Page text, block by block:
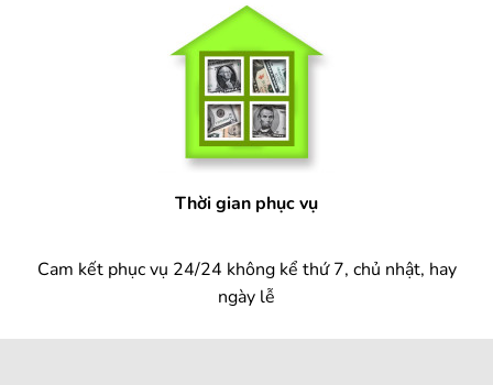
Thời gian phục vụ
Cam kết phục vụ 24/24 không kể thứ 7, chủ nhật, hay
ngày lễ